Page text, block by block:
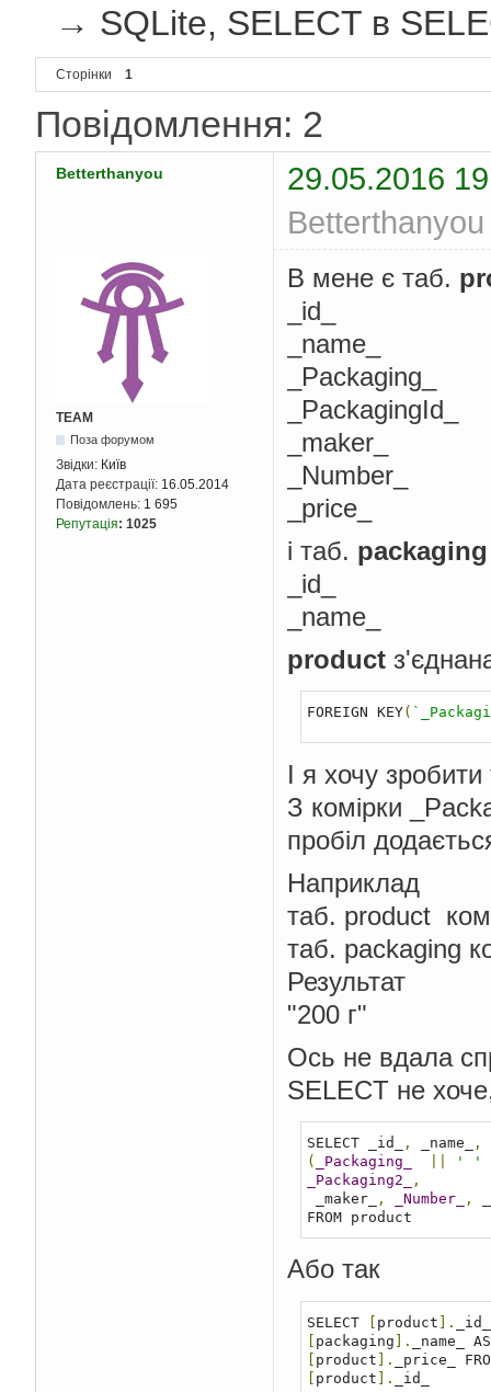
→ SQLite, SELECT в
Сторінки 1
Повідомлення: 2
Betterthanyou
29.05.2016
TEAM
Поза форумом
Звідки: Київ
Дата реєстрації: 16.05.2014
Повідомлень: 1 695
Репутація: 1025
В мене є таб.
_id_
_name_
_Packaging_
_PackagingId_
_maker_
_Number_
_price_
і таб. packaging
_id_
_name_
product
FOREIGN KEY(
І я хочу
З комірки
пробіл
Наприклад
таб. product
таб. packaging
Результат
"200 г"
Ось не вдала
SELECT не
SELECT _id_ , _name_
,
(
_Packaging_ ' '
_Packaging2_
,
_maker_
, _Number_ ,
FROM product
Або так
SELECT [ product ]. _id_
[ packaging ].
_name_
[ product ].
_price_
[ product ]. _id_